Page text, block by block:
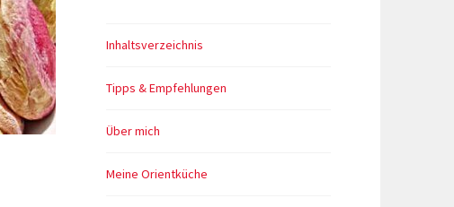
Inhaltsverzeichnis
Tipps & Empfehlungen
Über mich
Meine Orientküche